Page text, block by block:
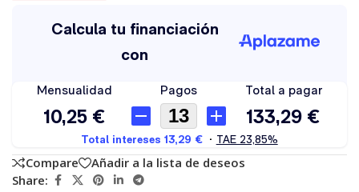
Compare
Añadir a la lista de deseos
Share: